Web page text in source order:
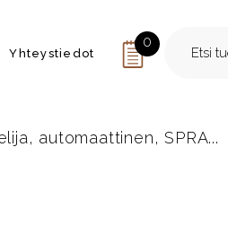
Yhteystiedot
0
automaattinen, SPRA...